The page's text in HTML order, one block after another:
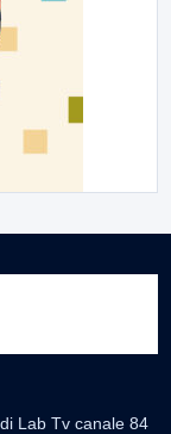
Lab Tv canale 84